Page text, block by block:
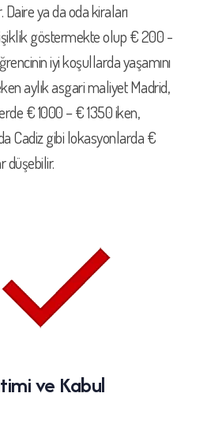
Daire ya da oda kiraları
göstermekte olup € 200 -
iyi koşullarda yaşamını
aylık asgari maliyet Madrid,
€ 1000 – € 1350 iken,
Cadiz gibi lokasyonlarda €
düşebilir.
ve Kabul